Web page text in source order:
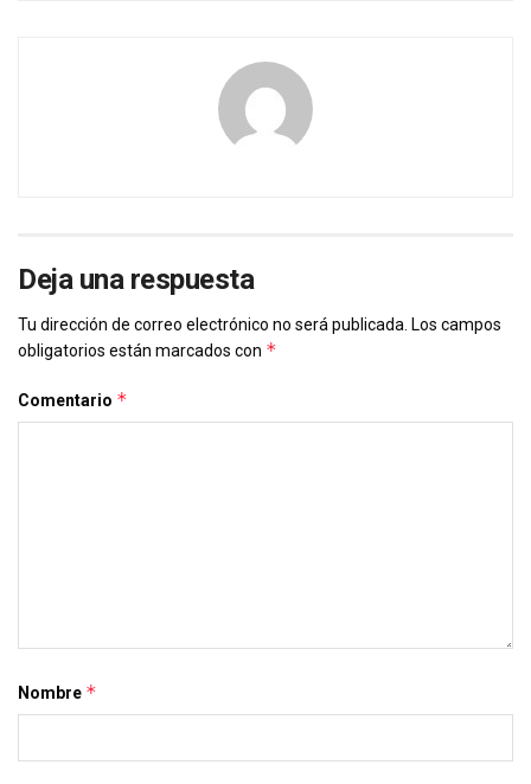
Deja una respuesta
Tu dirección de correo electrónico no será publicada. Los campos
obligatorios están marcados con *
Comentario *
Nombre *